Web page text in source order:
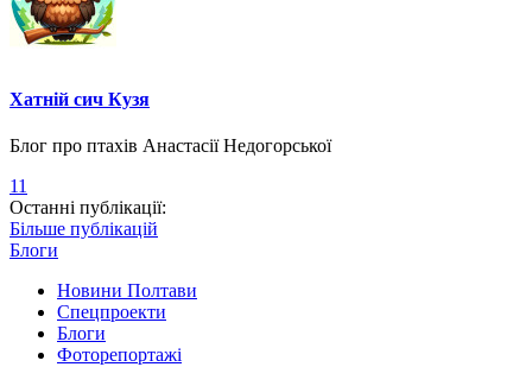
Хатній сич Кузя
Блог про птахів Анастасії Недогорської
11
Останні публікації:
Більше публікацій
Блоги
Новини Полтави
Спецпроекти
Блоги
Фоторепортажі